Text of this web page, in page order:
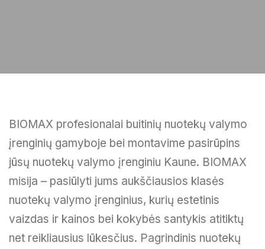
BIOMAX profesionalai buitinių nuotekų valymo
įrenginių gamyboje bei montavime pasirūpins
jūsų nuotekų valymo įrenginiu Kaune. BIOMAX
misija – pasiūlyti jums aukščiausios klasės
nuotekų valymo įrenginius, kurių estetinis
vaizdas ir kainos bei kokybės santykis atitiktų
net reikliausius lūkesčius. Pagrindinis nuotekų